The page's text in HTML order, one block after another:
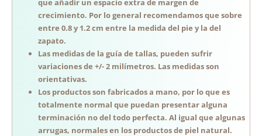
que añadir un espacio extra de margen de
crecimiento. Por lo general recomendamos que sobre
entre 0.8 y 1.2 cm entre la medida del pie y la del
zapato.
Las medidas de la guía de tallas, pueden sufrir
variaciones de +/- 2 milímetros. Las medidas son
orientativas.
Los productos son fabricados a mano, por lo que es
totalmente normal que puedan presentar alguna
terminación no del todo perfecta. Al igual que algunas
arrugas, normales en los productos de piel natural.